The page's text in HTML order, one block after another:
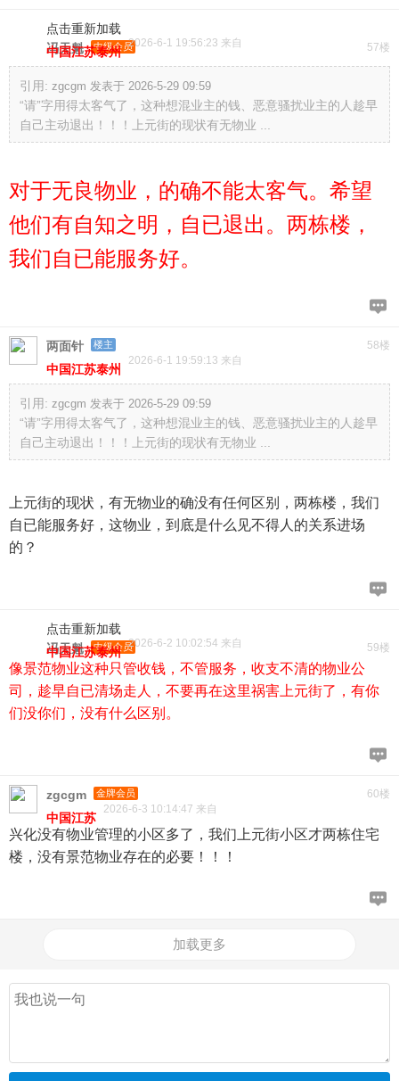
点击重新加载
57楼
冯天魁 中级会员2026-6-1 19:56:23 来自
中国江苏泰州
引用: zgcgm 发表于 2026-5-29 09:59
“请”字用得太客气了，这种想混业主的钱、恶意骚扰业主的人趁早
自己主动退出！！！上元街的现状有无物业 ...
对于无良物业，的确不能太客气。希望
他们有自知之明，自已退出。两栋楼，
我们自已能服务好。
58楼
两面针 楼主
2026-6-1 19:59:13 来自
中国江苏泰州
引用: zgcgm 发表于 2026-5-29 09:59
“请”字用得太客气了，这种想混业主的钱、恶意骚扰业主的人趁早
自己主动退出！！！上元街的现状有无物业 ...
上元街的现状，有无物业的确没有任何区别，两栋楼，我们
自已能服务好，这物业，到底是什么见不得人的关系进场
的？
点击重新加载
59楼
冯天魁 中级会员2026-6-2 10:02:54 来自
中国江苏泰州
像景范物业这种只管收钱，不管服务，收支不清的物业公
司，趁早自已清场走人，不要再在这里祸害上元街了，有你
们没你们，没有什么区别。
60楼
zgcgm 金牌会员
2026-6-3 10:14:47 来自
中国江苏
兴化没有物业管理的小区多了，我们上元街小区才两栋住宅
楼，没有景范物业存在的必要！！！
加载更多